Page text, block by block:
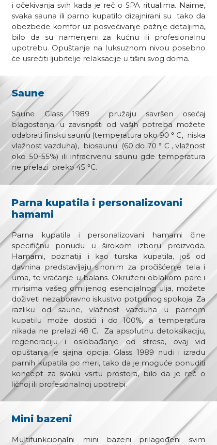
i očekivanja svih kada je reč o SPA ritualima. Naime,
svaka sauna ili parno kupatilo dizajnirani su tako da
obezbede komfor uz posvećivanje pažnje detaljima,
bilo da su namenjeni za kućnu ili profesionalnu
upotrebu. Opuštanje na luksuznom nivou posebno
će usrećiti ljubitelje relaksacije u tišini svog doma.
Saune
Saune Glass 1989 pružaju savršen osećaj
blagostanja: u zavisnosti od vaših potreba možete
odabrati finsku saunu (temperatura oko 90 ° C, niska
vlažnost vazduha), biosaunu (60 do 70 ° C , vlažnost
oko 50-55%) ili infracrvenu saunu gde temperatura
ne prelazi preko 45 °C.
Parna kupatila i personalizovani
hamami
Parna kupatila i personalizovani hamami čine
specifičnu ponudu u širokom izboru proizvoda.
Hamami, poznatiji i kao turska kupatila, još od
davnina predstavljaju sinonim za pročišćenje tela i
uma, te vraćanje u balans. Okruženi oblakom pare i
mirisima vašeg omiljenog esencijalnog ulja, možete
doživeti nezaboravno iskustvo potpunog spokoja. Za
razliku od saune, vlažnost vazduha u parnom
kupatilu može dostići i do 100%, a temperatura
nikada ne prelazi 48 C. Za apsolutnu detoksikaciju,
regeneraciju i oslobađanje od stresa, ovaj vid
opuštanja je sjajna opcija. Glass 1989 nudi i izradu
parnih kupatila po meri, tako da je moguće ponuditi
koncept za svaku vsrtu prostora, bilo da je reč o
ličnoj ili profesionalnoj upotrebi.
Mini bazeni
Multifunkcionalni mini bazeni prilagođeni svim